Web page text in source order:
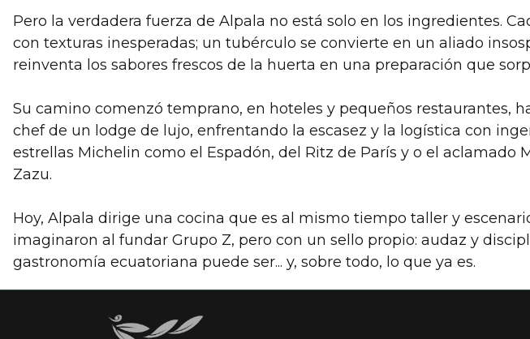
Pero la verdadera fuerza de Alpala no está solo en los ingredientes.
con texturas inesperadas; un tubérculo se convierte en un aliado
reinventa los sabores frescos de la huerta en una preparación que
Su camino comenzó temprano, en hoteles y pequeños restaurantes,
chef de un lodge de lujo, enfrentando la escasez y la logística con
estrellas Michelin como el Espadón, del Ritz de París y o el aclamado
Zazu.
Hoy, Alpala dirige una cocina que es al mismo tiempo taller y
imaginaron al fundar Grupo Z, pero con un sello propio: audaz y
gastronomía ecuatoriana puede ser... y, sobre todo, lo que ya es.